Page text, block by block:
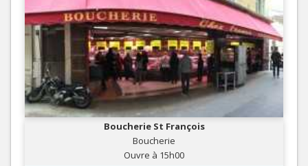
Boucherie St François
Boucherie
Ouvre à 15h00